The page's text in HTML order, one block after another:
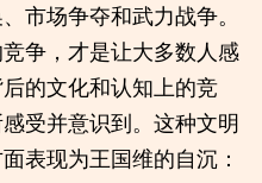
市场争夺和武力战争。
争，才是让大多数人感
的文化和认知上的竞
受并意识到。这种文明
表现为王国维的自沉：